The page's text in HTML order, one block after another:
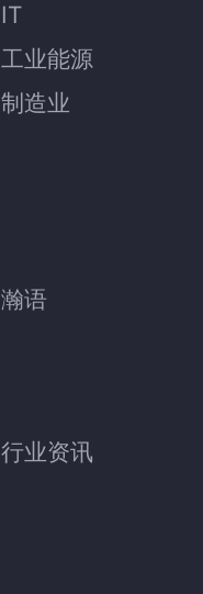
IT
工业能源
制造业
瀚语
行业资讯